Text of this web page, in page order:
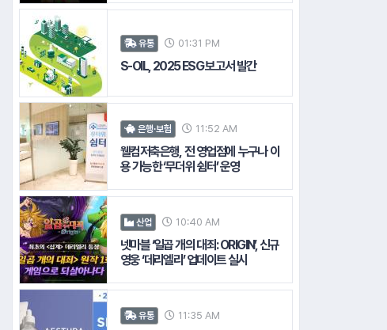
유통 01:31 PM
S-OIL, 2025 ESG 보고서 발간
은행·보험 11:52 AM
웰컴저축은행, 전 영업점에 누구나 이
용 가능한 ‘무더위 쉼터’ 운영
산업 10:40 AM
넷마블 ‘일곱 개의 대죄: ORIGIN’, 신규
영웅 ‘데리엘리’ 업데이트 실시
유통 11:35 AM